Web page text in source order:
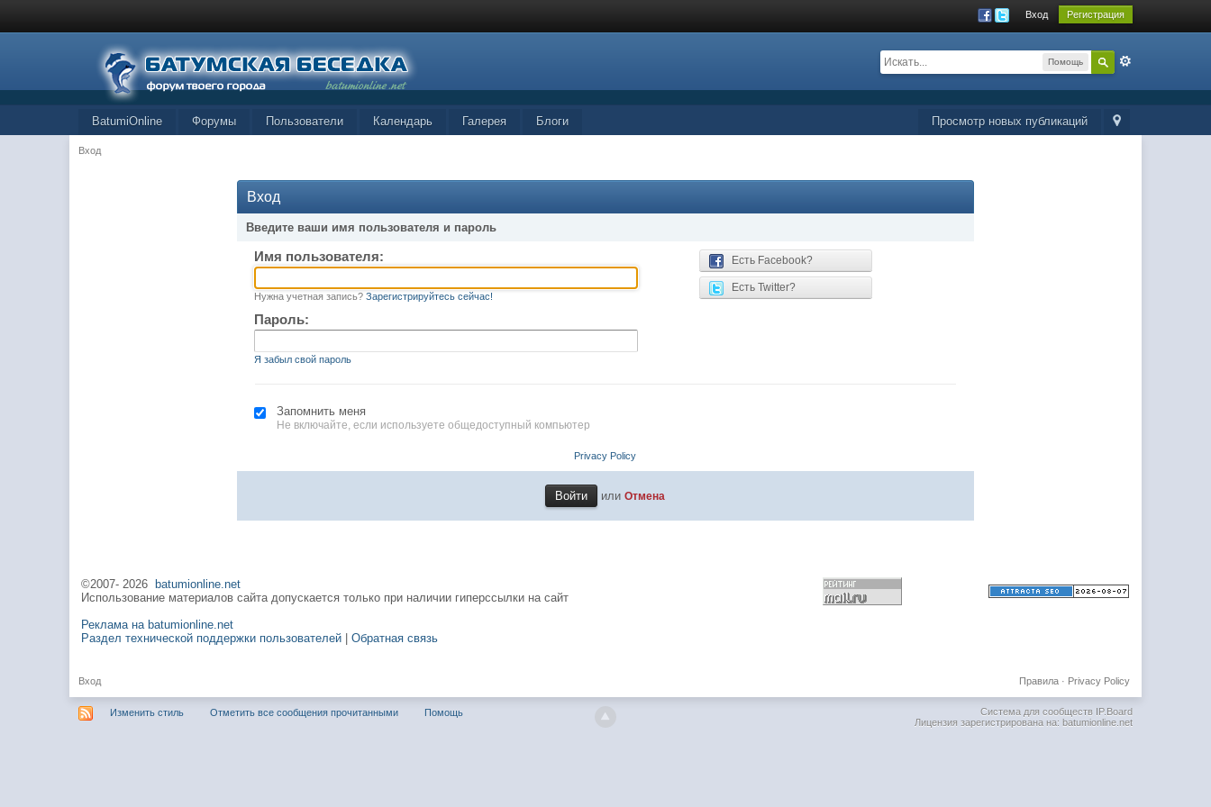
Вход Регистрация
Помощь
Просмотр новых публикаций
BatumiOnline Форумы Пользователи Календарь Галерея Блоги
Вход
Вход
Введите ваши имя пользователя и пароль
Имя пользователя:
Нужна учетная запись? Зарегистрируйтесь сейчас!
Пароль:
Я забыл свой пароль
Есть Facebook?
Есть Twitter?
Запомнить меня
Не включайте, если используете общедоступный компьютер
Privacy Policy
илиОтмена
©2007-2026
batumionline.net
Использование материалов сайта допускается только при наличии гиперссылки на сайт
Реклама на batumionline.net
Раздел технической поддержки пользователей |Обратная связь
Вход Privacy Policy
Правила·
Изменить стиль Отметить все сообщения прочитанными Помощь Система для сообществ IP.Board
Лицензия зарегистрирована на: batumionline.net